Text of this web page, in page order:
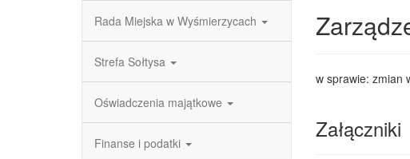
Rada Miejska w Wyśmierzycach
Strefa Sołtysa
Oświadczenia majątkowe
Finanse i podatki
w sprawie: zmian
Załączniki